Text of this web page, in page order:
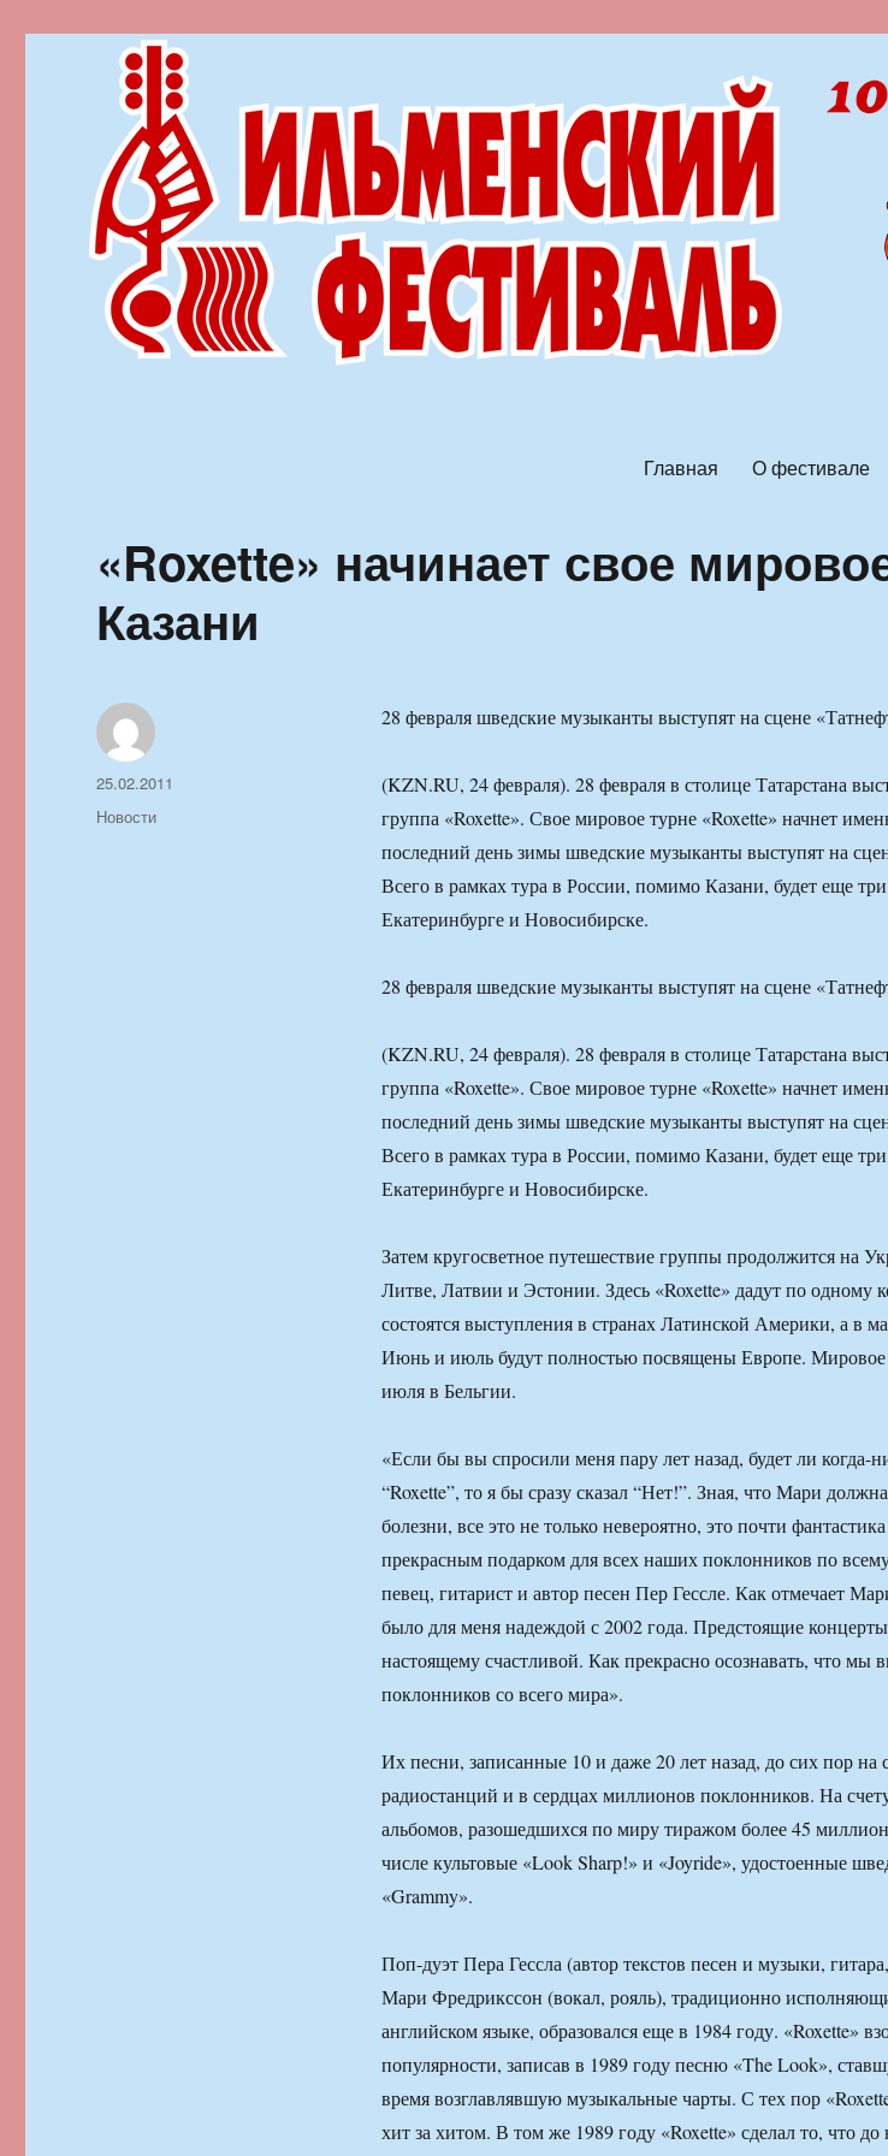
Главная О фестивале
«Roxette» начинает свое
Казани
28 февраля шведские музыканты выступят на сцене
(KZN.RU, 24 февраля). 28 февраля в столице Татарстана
группа «Roxette». Свое мировое турне «Roxette» начнет
последний день зимы шведские музыканты выступят на
Всего в рамках тура в России, помимо Казани, будет еще
Екатеринбурге и Новосибирске.
28 февраля шведские музыканты выступят на сцене
(KZN.RU, 24 февраля). 28 февраля в столице Татарстана
группа «Roxette». Свое мировое турне «Roxette» начнет
последний день зимы шведские музыканты выступят на
Всего в рамках тура в России, помимо Казани, будет еще
Екатеринбурге и Новосибирске.
Затем кругосветное путешествие группы продолжится на
Литве, Латвии и Эстонии. Здесь «Roxette» дадут по одному
состоятся выступления в странах Латинской Америки, а
Июнь и июль будут полностью посвящены Европе. Мировое
июля в Бельгии.
«Если бы вы спросили меня пару лет назад, будет ли когда-
“Roxette”, то я бы сразу сказал “Нет!”. Зная, что Мари
болезни, все это не только невероятно, это почти
прекрасным подарком для всех наших поклонников по
певец, гитарист и автор песен Пер Гессле. Как отмечает
было для меня надеждой с 2002 года. Предстоящие
настоящему счастливой. Как прекрасно осознавать, что мы
поклонников со всего мира».
Их песни, записанные 10 и даже 20 лет назад, до сих пор на
радиостанций и в сердцах миллионов поклонников. На
альбомов, разошедшихся по миру тиражом более 45
числе культовые «Look Sharp!» и «Joyride», удостоенные
«Grammy».
Поп-дуэт Пера Гессла (автор текстов песен и музыки,
Мари Фредрикссон (вокал, рояль), традиционно
английском языке, образовался еще в 1984 году. «Roxette»
популярности, записав в 1989 году песню «The Look»,
время возглавлявшую музыкальные чарты. С тех пор
хит за хитом. В том же 1989 году «Roxette» сделал то, что
Автор
Опубликовано
25.02.2011
Рубрики
Новости